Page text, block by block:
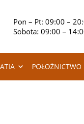
Pon – Pt: 09:00 –
Sobota: 09:00 –
POŁOŻNICTWO